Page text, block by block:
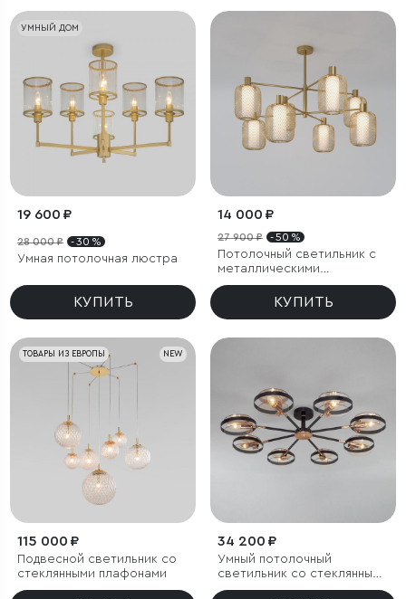
УМНЫЙ ДОМ
19 600 ₽
28 000 ₽ - 30 %
Умная потолочная люстра
КУПИТЬ
14 000 ₽
27 900 ₽ - 50 %
Потолочный светильник с
металлическими
абажурами и стеклянными
плафонамиКУПИТЬ
NEW
ТОВАРЫ ИЗ ЕВРОПЫ
115 000 ₽
Подвесной светильник со
стеклянными плафонами
34 200 ₽
Умный потолочный
светильник со стеклянными
плафонами